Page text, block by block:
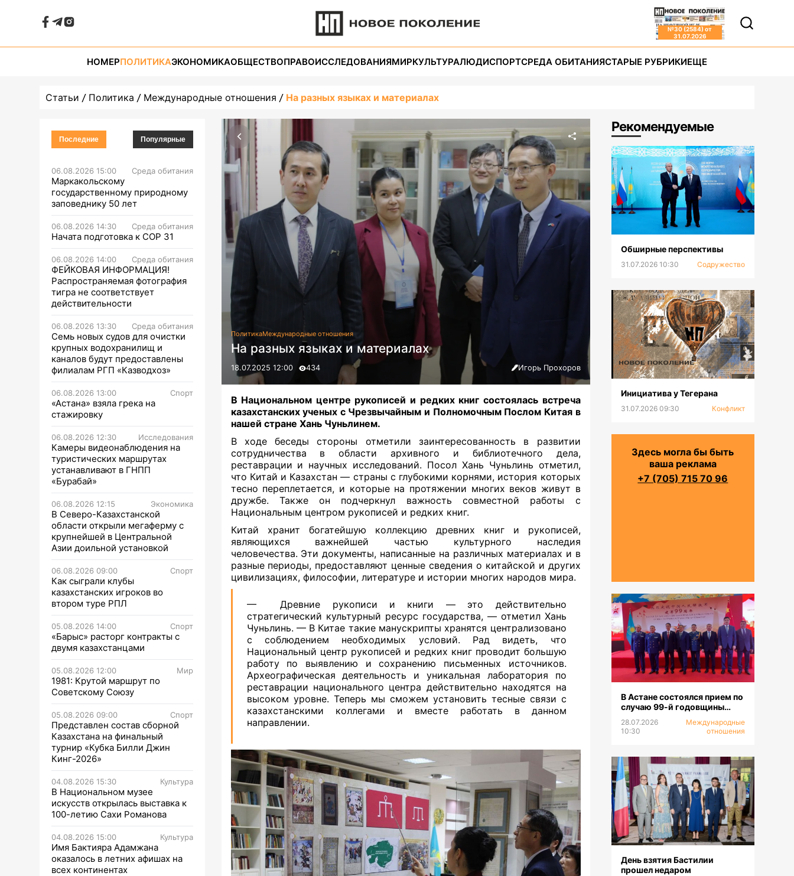
№30 (2584) от
31.07.2026
НОМЕРПОЛИТИКАЭКОНОМИКАОБЩЕСТВОПРАВОИССЛЕДОВАНИЯМИРКУЛЬТУРАЛЮДИСПОРТСРЕДА ОБИТАНИЯСТАРЫЕ РУБРИКИЕЩЕ
Статьи Политика Международные отношения На разных языках и материалах
Последние Популярные
06.08.2026 15:00 Среда обитания
Маркакольскому
государственному природному
заповеднику 50 лет
06.08.2026 14:30 Среда обитания
Начата подготовка к СОР 31
06.08.2026 14:00 Среда обитания
ФЕЙКОВАЯ ИНФОРМАЦИЯ!
Распространяемая фотография
тигра не соответствует
действительности
06.08.2026 13:30 Среда обитания
Семь новых судов для очистки
крупных водохранилищ и
каналов будут предоставлены
филиалам РГП «Казводхоз»
06.08.2026 13:00 Спорт
«Астана» взяла грека на
стажировку
06.08.2026 12:30 Исследования
Камеры видеонаблюдения на
туристических маршрутах
устанавливают в ГНПП
«Бурабай»
06.08.2026 12:15 Экономика
В Северо-Казахстанской
области открыли мегаферму с
крупнейшей в Центральной
Азии доильной установкой
06.08.2026 09:00 Спорт
Как сыграли клубы
казахстанских игроков во
втором туре РПЛ
05.08.2026 14:00 Спорт
«Барыс» расторг контракты с
двумя казахстанцами
05.08.2026 12:00 Мир
1981: Крутой маршрут по
Советскому Союзу
05.08.2026 09:00 Спорт
Представлен состав сборной
Казахстана на финальный
турнир «Кубка Билли Джин
Кинг-2026»
04.08.2026 15:30 Культура
В Национальном музее
искусств открылась выставка к
100-летию Сахи Романова
04.08.2026 15:00 Культура
Имя Бактияра Адамжана
оказалось в летних афишах на
всех континентах
ПолитикаМеждународные отношения
На разных языках и материалах
18.07.2025 12:00 434 Игорь Прохоров
В Национальном центре рукописей и редких книг состоялась встреча
казахстанских ученых с Чрезвычайным и Полномочным Послом Китая в
нашей стране Хань Чуньлинем.
В ходе беседы стороны отметили заинтересованность в развитии
сотрудничества в области архивного и библиотечного дела,
реставрации и научных исследований. Посол Хань Чуньлинь отметил,
что Китай и Казахстан — страны с глубокими корнями, история которых
тесно переплетается, и которые на протяжении многих веков живут в
дружбе. Также он подчеркнул важность совместной работы с
Национальным центром рукописей и редких книг.
Китай хранит богатейшую коллекцию древних книг и рукописей,
являющихся важнейшей частью культурного наследия
человечества. Эти документы, написанные на различных материалах и в
разные периоды, предоставляют ценные сведения о китайской и других
цивилизациях, философии, литературе и истории многих народов мира.
— Древние рукописи и книги — это действительно
стратегический культурный ресурс государства, — отметил Хань
Чуньлинь. — В Китае такие манускрипты хранятся централизовано
с соблюдением необходимых условий. Рад видеть, что
Национальный центр рукописей и редких книг проводит большую
работу по выявлению и сохранению письменных источников.
Археографическая деятельность и уникальная лаборатория по
реставрации национального центра действительно находятся на
высоком уровне. Теперь мы сможем установить тесные связи с
казахстанскими коллегами и вместе работать в данном
направлении.
Рекомендуемые
Обширные перспективы
31.07.2026 10:30 Содружество
Инициатива у Тегерана
31.07.2026 09:30 Конфликт
Здесь могла бы быть
ваша реклама
+7 (705) 715 70 96
В Астане состоялся прием по
случаю 99-й годовщины
28.07.2026
10:30
Международные
отношения
День взятия Бастилии
прошел недаром